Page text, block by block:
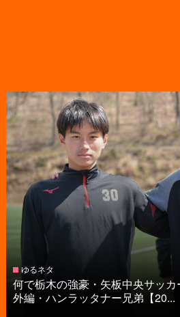
ゆるネタ
何で栃木の強豪・矢板中央サッ
外編・ハンラッタナー兄弟【20...